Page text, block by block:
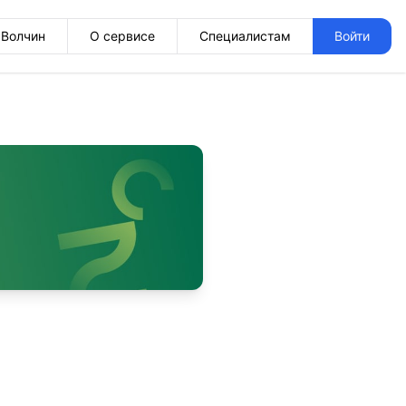
Волчин О сервисе Специалистам Войти